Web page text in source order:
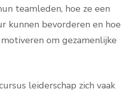
teamleden, hoe ze een
kunnen bevorderen en hoe
om gezamenlijke
leiderschap zich vaak